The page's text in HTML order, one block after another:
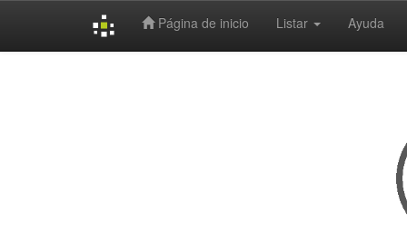
Página de inicio Listar Ayuda